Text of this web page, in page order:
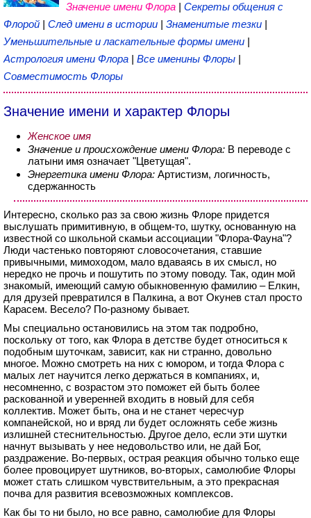
Значение имени Флора | Секреты общения с
Флорой | След имени в истории | Знаменитые тезки |
Уменьшительные и ласкательные формы имени |
Астрология имени Флора | Все именины Флоры |
Совместимость Флоры
Значение имени и характер Флоры
Женское имя
Значение и происхождение имени Флора: В переводе с
латыни имя означает "Цветущая".
Энергетика имени Флора: Артистизм, логичность,
сдержанность
Интересно, сколько раз за свою жизнь Флоре придется
выслушать примитивную, в общем-то, шутку, основанную на
известной со школьной скамьи ассоциации "Флора-Фауна"?
Люди частенько повторяют словосочетания, ставшие
привычными, мимоходом, мало вдаваясь в их смысл, но
нередко не прочь и пошутить по этому поводу. Так, один мой
знакомый, имеющий самую обыкновенную фамилию – Елкин,
для друзей превратился в Палкина, а вот Окунев стал просто
Карасем. Весело? По-разному бывает.
Мы специально остановились на этом так подробно,
поскольку от того, как Флора в детстве будет относиться к
подобным шуточкам, зависит, как ни странно, довольно
многое. Можно смотреть на них с юмором, и тогда Флора с
малых лет научится легко держаться в компаниях, и,
несомненно, с возрастом это поможет ей быть более
раскованной и уверенней входить в новый для себя
коллектив. Может быть, она и не станет чересчур
компанейской, но и вряд ли будет осложнять себе жизнь
излишней стеснительностью. Другое дело, если эти шутки
начнут вызывать у нее недовольство или, не дай Бог,
раздражение. Во-первых, острая реакция обычно только еще
более провоцирует шутников, во-вторых, самолюбие Флоры
может стать слишком чувствительным, а это прекрасная
почва для развития всевозможных комплексов.
Как бы то ни было, но все равно, самолюбие для Флоры